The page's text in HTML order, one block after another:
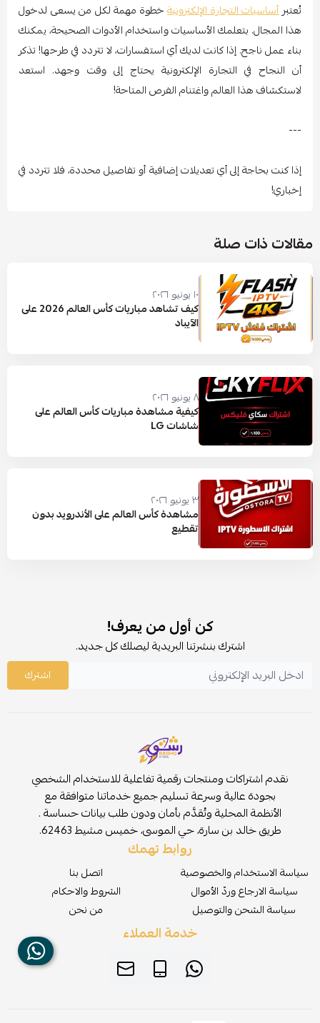
تُعتبرأساسيات التجارة الإلكترونيةخطوة مهمة لكل من يسعى لدخول
هذا المجال. بتعلمك الأساسيات واستخدام الأدوات الصحيحة، يمكنك
بناء عمل ناجح. إذا كانت لديك أي استفسارات، لا تتردد في طرحها! تذكر
أن النجاح في التجارة الإلكترونية يحتاج إلى وقت وجهد. استعد
لاستكشاف هذا العالم واغتنام الفرص المتاحة!
---
إذا كنت بحاجة إلى أي تعديلات إضافية أو تفاصيل محددة، فلا تتردد في
إخباري!
مقالات ذات صلة
١٠ يونيو ٢٠٢٦
كيف تشاهد مباريات كأس العالم 2026 على
الآيباد
٨ يونيو ٢٠٢٦
كيفية مشاهدة مباريات كأس العالم على
شاشات LG
٣ يونيو ٢٠٢٦
مشاهدة كأس العالم على الأندرويد بدون
تقطيع
كن أول من يعرف!
اشترك بنشرتنا البريدية ليصلك كل جديد.
اشترك
نقدم اشتراكات ومنتجات رقمية تفاعلية للاستخدام الشخصي
بجودة عالية وسرعة تسليم جميع خدماتنا متوافقة مع
الأنظمة المحلية وتُقدَّم بأمان ودون طلب بيانات حساسة .
طريق خالد بن سارة، حي الموسى، خميس مشيط 62463.
روابط تهمك
سياسة الاستخدام والخصوصية
سياسة الارجاع وردّ الأموال
سياسة الشحن والتوصيل
اتصل بنا
الشروط والاحكام
من نحن
خدمة العملاء